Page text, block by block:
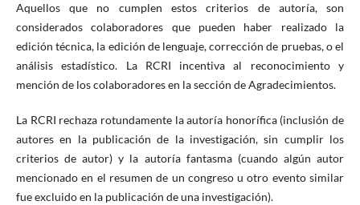
Aquellos que no cumplen estos criterios de autoría, son
considerados colaboradores que pueden haber realizado la
edición técnica, la edición de lenguaje, corrección de pruebas, o el
análisis estadístico. La RCRI incentiva al reconocimiento y
mención de los colaboradores en la sección de Agradecimientos.
La RCRI rechaza rotundamente la autoría honorífica (inclusión de
autores en la publicación de la investigación, sin cumplir los
criterios de autor) y la autoría fantasma (cuando algún autor
mencionado en el resumen de un congreso u otro evento similar
fue excluido en la publicación de una investigación).